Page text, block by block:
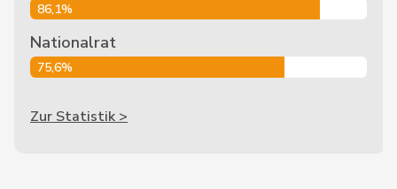
86,1%
Nationalrat
75,6%
Zur Statistik >